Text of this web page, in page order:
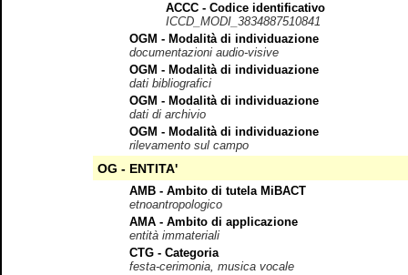
ACCC - Codice identificativo
ICCD_MODI_3834887510841
OGM - Modalità di individuazione
documentazioni audio-visive
OGM - Modalità di individuazione
dati bibliografici
OGM - Modalità di individuazione
dati di archivio
OGM - Modalità di individuazione
rilevamento sul campo
OG - ENTITA'
AMB - Ambito di tutela MiBACT
etnoantropologico
AMA - Ambito di applicazione
entità immateriali
CTG - Categoria
festa-cerimonia, musica vocale